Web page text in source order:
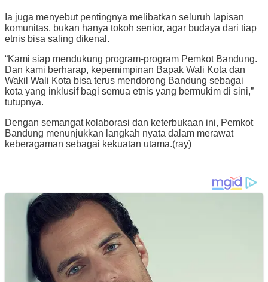
Ia juga menyebut pentingnya melibatkan seluruh lapisan
komunitas, bukan hanya tokoh senior, agar budaya dari tiap
etnis bisa saling dikenal.
“Kami siap mendukung program-program Pemkot Bandung.
Dan kami berharap, kepemimpinan Bapak Wali Kota dan
Wakil Wali Kota bisa terus mendorong Bandung sebagai
kota yang inklusif bagi semua etnis yang bermukim di sini,”
tutupnya.
Dengan semangat kolaborasi dan keterbukaan ini, Pemkot
Bandung menunjukkan langkah nyata dalam merawat
keberagaman sebagai kekuatan utama.(ray)